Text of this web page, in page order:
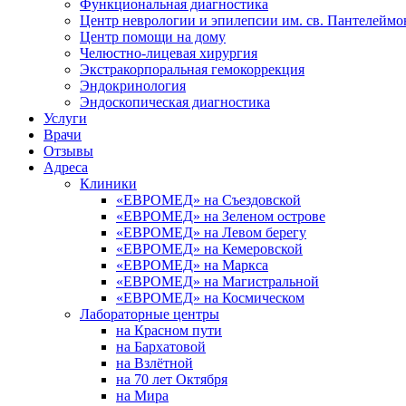
Функциональная диагностика
Центр неврологии и эпилепсии им. св.
Центр помощи на дому
Челюстно-лицевая хирургия
Экстракорпоральная гемокоррекция
Эндокринология
Эндоскопическая диагностика
Услуги
Врачи
Отзывы
Адреса
Клиники
«ЕВРОМЕД» на Съездовской
«ЕВРОМЕД» на Зеленом острове
«ЕВРОМЕД» на Левом берегу
«ЕВРОМЕД» на Кемеровской
«ЕВРОМЕД» на Маркса
«ЕВРОМЕД» на Магистральной
«ЕВРОМЕД» на Космическом
Лабораторные центры
на Красном пути
на Бархатовой
на Взлётной
на 70 лет Октября
на Мира